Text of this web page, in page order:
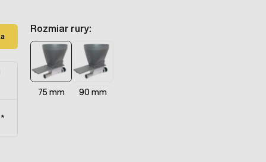
Rozmiar rury:
75 mm 90 mm